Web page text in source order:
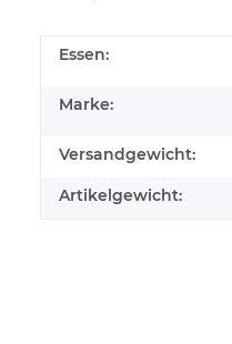
Essen:
Marke:
Versandgewicht:
Artikelgewicht: